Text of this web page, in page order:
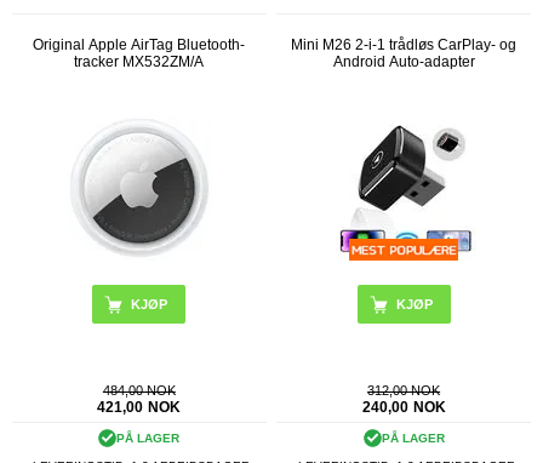
Original Apple AirTag Bluetooth-
tracker MX532ZM/A
484,00 NOK
421,00 NOK
PÅ LAGER
Mini M26 2-i-1 trådløs CarPlay- og
Android Auto-adapter
312,00 NOK
240,00 NOK
PÅ LAGER